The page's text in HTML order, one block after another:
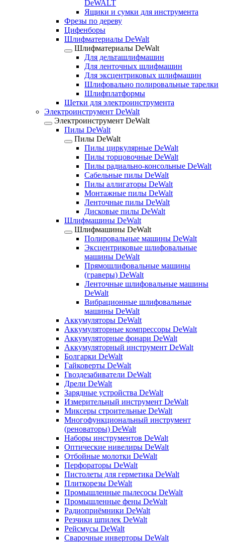
DeWALT
Ящики и сумки для инструмента
Фрезы по дереву
Цифенборы
Шлифматериалы DeWalt
Шлифматериалы DeWalt
Для дельташлифмашин
Для ленточных шлифмашин
Для эксцентриковых шлифмашин
Шлифовально полировальные тарелки
Шлифплатформы
Щетки для электроинструмента
Электроинструмент DeWalt
Электроинструмент DeWalt
Пилы DeWalt
Пилы DeWalt
Пилы циркулярные DeWalt
Пилы торцовочные DeWalt
Пилы радиально-консольные DeWalt
Сабельные пилы DeWalt
Пилы аллигаторы DeWalt
Монтажные пилы DeWalt
Ленточные пилы DeWalt
Дисковые пилы DeWalt
Шлифмашины DeWalt
Шлифмашины DeWalt
Полировальные машины DeWalt
Эксцентриковые шлифовальные
машины DeWalt
Прямошлифовальные машины
(граверы) DeWalt
Ленточные шлифовальные машины
DeWalt
Вибрационные шлифовальные
машины DeWalt
Аккумуляторы DeWalt
Аккумуляторные компрессоры DeWalt
Аккумуляторные фонари DeWalt
Аккумуляторный инструмент DeWalt
Болгарки DeWalt
Гайковерты DeWalt
Гвоздезабиватели DeWalt
Дрели DeWalt
Зарядные устройства DeWalt
Измерительный инструмент DeWalt
Миксеры строительные DeWalt
Многофункциональный инструмент
(реноваторы) DeWalt
Наборы инструментов DeWalt
Оптические нивелиры DeWalt
Отбойные молотки DeWalt
Перфораторы DeWalt
Пистолеты для герметика DeWalt
Плиткорезы DeWalt
Промышленные пылесосы DeWalt
Промышленные фены DeWalt
Радиоприёмники DeWalt
Резчики шпилек DeWalt
Рейсмусы DeWalt
Сварочные инверторы DeWalt